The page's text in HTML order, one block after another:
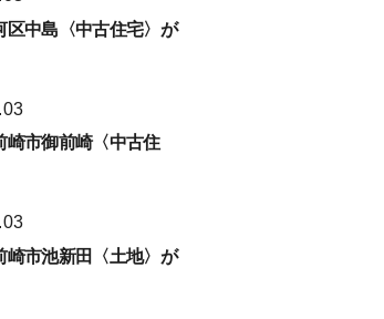
区中島〈中古住宅〉が
崎市御前崎〈中古住
崎市池新田〈土地〉が